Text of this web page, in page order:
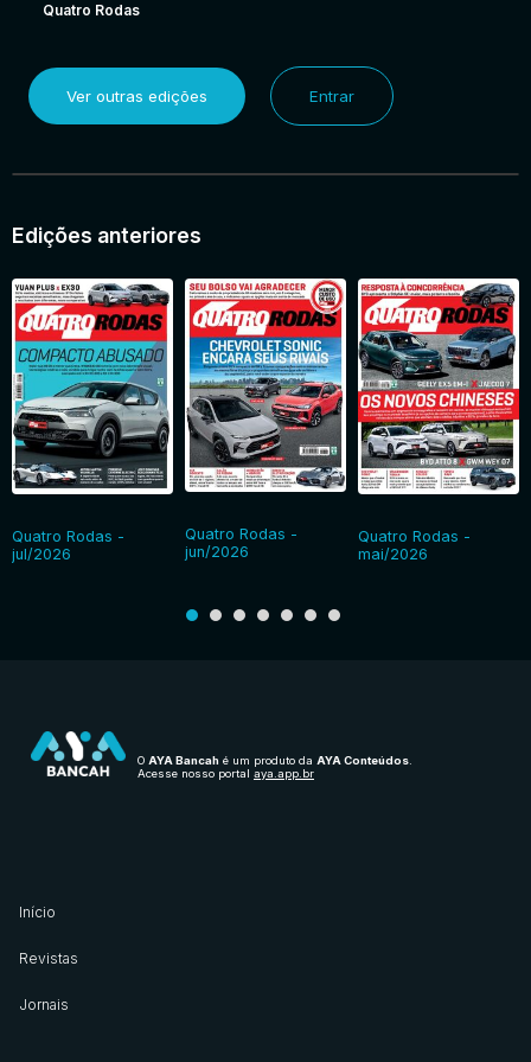
Quatro Rodas
Ver outras edições Entrar
Edições anteriores
Quatro Rodas -
jul/2026
Quatro Rodas -
jun/2026
Quatro Rodas -
mai/2026
O AYA Bancah é um produto da AYA Conteúdos
Acesse nosso portal aya.app.br
Início
Revistas
Jornais